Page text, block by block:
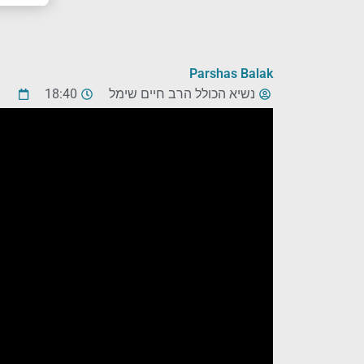
Parshas Balak
נשיא הכולל הרב חיים שימל
18:40